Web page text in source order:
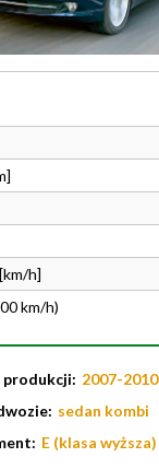
h]
km/h)
produkcji: 2007-2010
sedan kombi
E (klasa wyższa)